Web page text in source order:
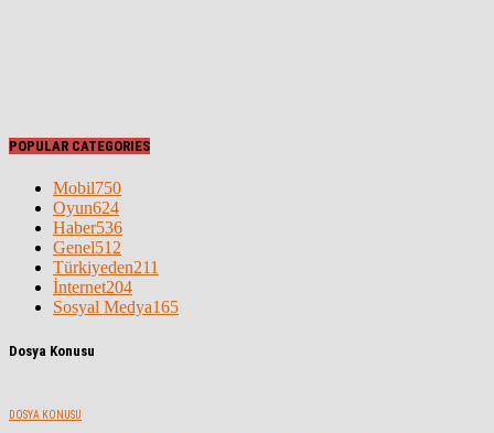
POPULAR CATEGORIES
Mobil750
Oyun624
Haber536
Genel512
Türkiyeden211
İnternet204
Sosyal Medya165
Dosya Konusu
DOSYA KONUSU